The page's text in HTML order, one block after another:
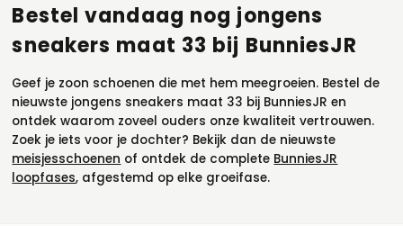
Bestel vandaag nog jongens
sneakers maat 33 bij BunniesJR
Geef je zoon schoenen die met hem meegroeien. Bestel de
nieuwste jongens sneakers maat 33 bij BunniesJR en
ontdek waarom zoveel ouders onze kwaliteit vertrouwen.
Zoek je iets voor je dochter? Bekijk dan de nieuwste
meisjesschoenen of ontdek de complete BunniesJR
loopfases, afgestemd op elke groeifase.